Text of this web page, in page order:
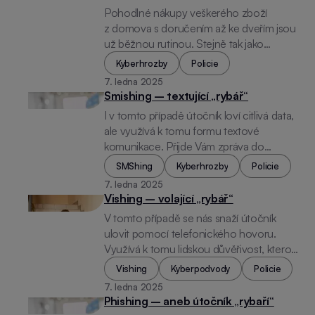
Pohodlné nákupy veškerého zboží
z domova s doručením až ke dveřím jsou
už běžnou rutinou. Stejně tak jako
zakládání falešných e-shopů podvodníky.
Nelze konkretizovat druh zboží, na který
se podvodníci zaměřují. Může jít o běžné,
sezonní, ale i nedostatkové zboží. Hlavním
vodítkem, které by nás mělo upozornit, že
je něco špatně, je nízká cena, nebo zboží,
které jinde není. Levné neznamená
ověřený e-shop.
Kyberhrozby
Policie
7. ledna 2025
Smishing – textující „rybář“
I v tomto případě útočník loví citlivá data,
ale využívá k tomu formu textové
komunikace. Přijde Vám zpráva do
Messengeru, na Whatsapp, do e-mailu.
Útočník má jediný cíl a to je přesměrovat
Vás z těchto komunikačních platforem na
falešnou stránku. Ta bude k nerozeznání
od originální internetové stránky Vaší
banky, e-mailového účtu, portálu identity
občana či platební brány pro zadávání dat
z platební karty. Způsobů jak se nás snaží
přesvědčit, že mám na falešný odkaz
kliknout je obrovské množství. A některé
SMShing Kyberhrozby
Policie
7. ledna 2025
Vishing – volající „rybář“
V tomto případě se nás snaží útočník
ulovit pomocí telefonického hovoru.
Využívá k tomu lidskou důvěřivost, kterou
podepře naléháním a předstíraným
ohrožením našich peněz. Bankéř, technik
z bezpečnostního oddělení banky či
policista Vám sice může zavolat, ale NIKDY
Vishing Kyberpodvody
Policie
7. ledna 2025
Phishing – aneb útočník „rybaří“